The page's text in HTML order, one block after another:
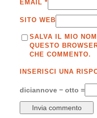
EMAIL *
SITO WEB
SALVA IL MIO
QUESTO
CHE COMMENTO.
INSERISCI UNA
diciannove − otto =